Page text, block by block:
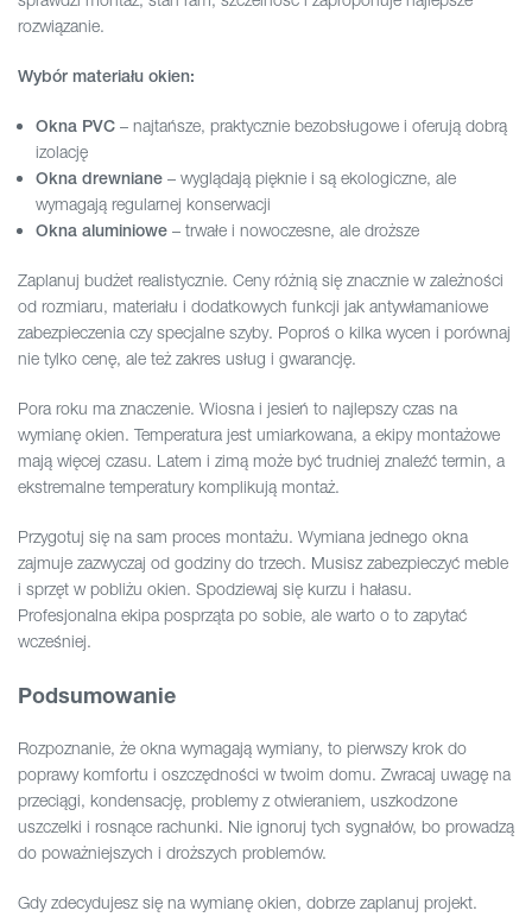
rozwiązanie.
Wybór materiału okien:
Okna PVC – najtańsze, praktycznie bezobsługowe i oferują dobrą
izolację
Okna drewniane – wyglądają pięknie i są ekologiczne, ale
wymagają regularnej konserwacji
Okna aluminiowe – trwałe i nowoczesne, ale droższe
Zaplanuj budżet realistycznie. Ceny różnią się znacznie w zależności
od rozmiaru, materiału i dodatkowych funkcji jak antywłamaniowe
zabezpieczenia czy specjalne szyby. Poproś o kilka wycen i porównaj
nie tylko cenę, ale też zakres usług i gwarancję.
Pora roku ma znaczenie. Wiosna i jesień to najlepszy czas na
wymianę okien. Temperatura jest umiarkowana, a ekipy montażowe
mają więcej czasu. Latem i zimą może być trudniej znaleźć termin, a
ekstremalne temperatury komplikują montaż.
Przygotuj się na sam proces montażu. Wymiana jednego okna
zajmuje zazwyczaj od godziny do trzech. Musisz zabezpieczyć meble
i sprzęt w pobliżu okien. Spodziewaj się kurzu i hałasu.
Profesjonalna ekipa posprząta po sobie, ale warto o to zapytać
wcześniej.
Podsumowanie
Rozpoznanie, że okna wymagają wymiany, to pierwszy krok do
poprawy komfortu i oszczędności w twoim domu. Zwracaj uwagę na
przeciągi, kondensację, problemy z otwieraniem, uszkodzone
uszczelki i rosnące rachunki. Nie ignoruj tych sygnałów, bo prowadzą
do poważniejszych i droższych problemów.
Gdy zdecydujesz się na wymianę okien, dobrze zaplanuj projekt.